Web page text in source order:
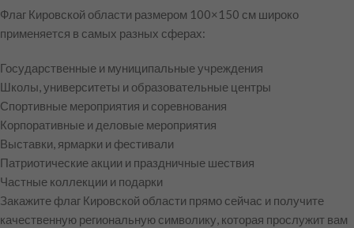
Флаг Кировской области размером 100×150 см широко
применяется в самых разных сферах:
Государственные и муниципальные учреждения
Школы, университеты и образовательные центры
Спортивные мероприятия и соревнования
Корпоративные и деловые мероприятия
Выставки, ярмарки и фестивали
Патриотические акции и праздничные шествия
Частные коллекции и подарки
Закажите флаг Кировской области прямо сейчас и получите
качественную региональную символику, которая прослужит вам